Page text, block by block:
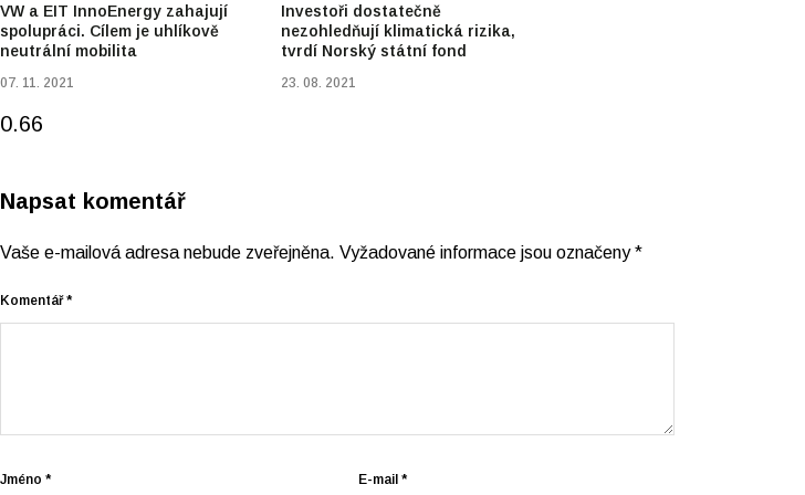
VW a EIT InnoEnergy zahajují
spolupráci. Cílem je uhlíkově
neutrální mobilita
07. 11. 2021
Investoři dostatečně
nezohledňují klimatická rizika,
tvrdí Norský státní fond
23. 08. 2021
Napsat komentář
Vaše e-mailová adresa nebude zveřejněna. Vyžadované informace jsou označeny*
Komentář*
Jméno * E-mail *